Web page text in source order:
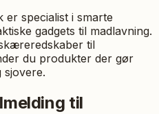
er specialist i smarte
gadgets til madlavning.
til
du produkter der gør
sjovere.
til